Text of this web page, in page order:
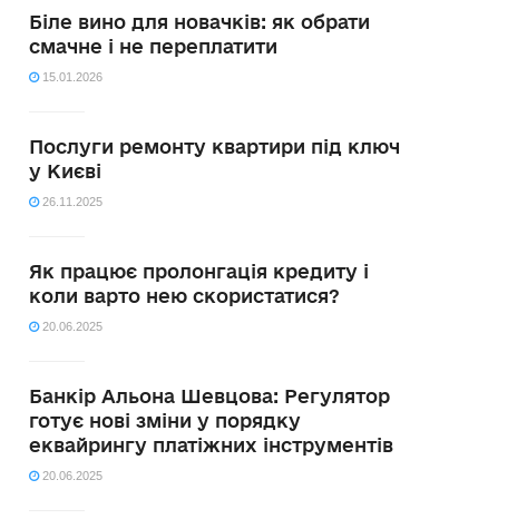
Біле вино для новачків: як обрати
смачне і не переплатити
15.01.2026
Послуги ремонту квартири під ключ
у Києві
26.11.2025
Як працює пролонгація кредиту і
коли варто нею скористатися?
20.06.2025
Банкір Альона Шевцова: Регулятор
готує нові зміни у порядку
еквайрингу платіжних інструментів
20.06.2025